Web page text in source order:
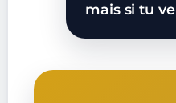
mais si tu